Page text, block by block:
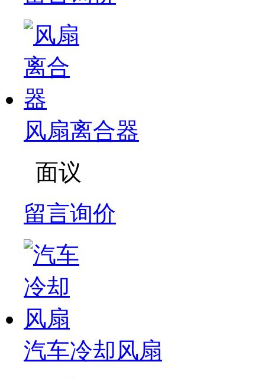
风扇离合器
面议
留言询价
汽车冷却风扇